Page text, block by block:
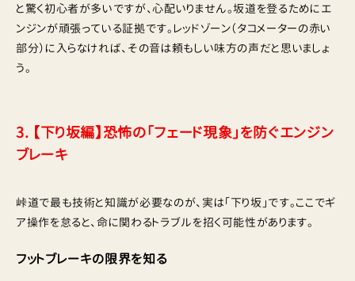
と驚く初心者が多いですが、心配いりません。坂道を登るためにエ
ンジンが頑張っている証拠です。レッドゾーン（タコメーターの赤い
部分）に入らなければ、その音は頼もしい味方の声だと思いましょ
う。
3. 【下り坂編】恐怖の「フェード現象」を防ぐエンジン
ブレーキ
峠道で最も技術と知識が必要なのが、実は「下り坂」です。ここでギ
ア操作を怠ると、命に関わるトラブルを招く可能性があります。
フットブレーキの限界を知る